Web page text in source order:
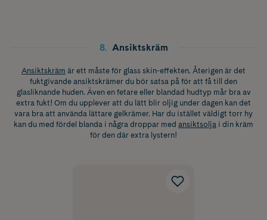
8. Ansiktskräm
Ansiktskräm är ett måste för glass skin-effekten. Återigen är det
fuktgivande ansiktskrämer du bör satsa på för att få till den
glasliknande huden. Även en fetare eller blandad hudtyp mår bra av
extra fukt! Om du upplever att du lätt blir oljig under dagen kan det
vara bra att använda lättare gelkrämer. Har du istället väldigt torr hy
kan du med fördel blanda i några droppar med ansiktsolja i din kräm
för den där extra lystern!